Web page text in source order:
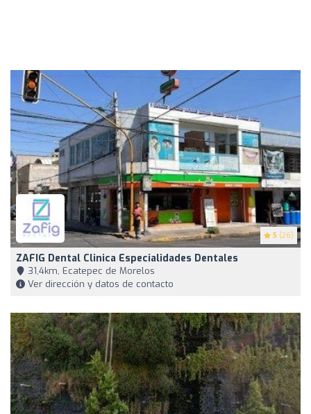
5 (26)
ZAFIG Dental Clinica Especialidades Dentales
31,4km, Ecatepec de Morelos
Ver dirección y datos de contacto